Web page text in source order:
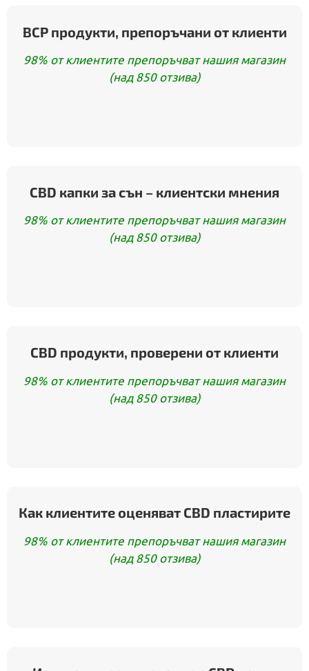
BCP продукти, препоръчани от клиенти
98% от клиентите препоръчват нашия магазин
(над 850 отзива)
CBD капки за сън – клиентски мнения
98% от клиентите препоръчват нашия магазин
(над 850 отзива)
CBD продукти, проверени от клиенти
98% от клиентите препоръчват нашия магазин
(над 850 отзива)
Как клиентите оценяват CBD пластирите
98% от клиентите препоръчват нашия магазин
(над 850 отзива)